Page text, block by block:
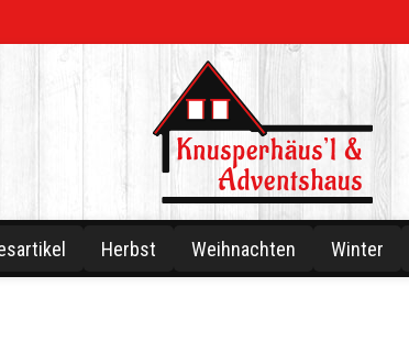
Herbst Weihnachten Winter